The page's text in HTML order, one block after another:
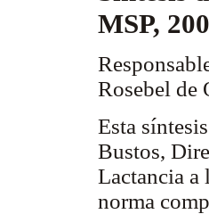
MSP,
Rosebel de
Esta
Bustos,
Lactancia a
norma